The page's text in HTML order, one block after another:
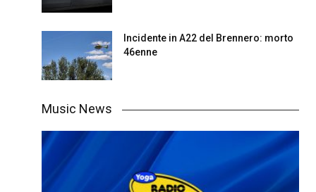
Incidente in A22 del Brennero: morto
46enne
Music News